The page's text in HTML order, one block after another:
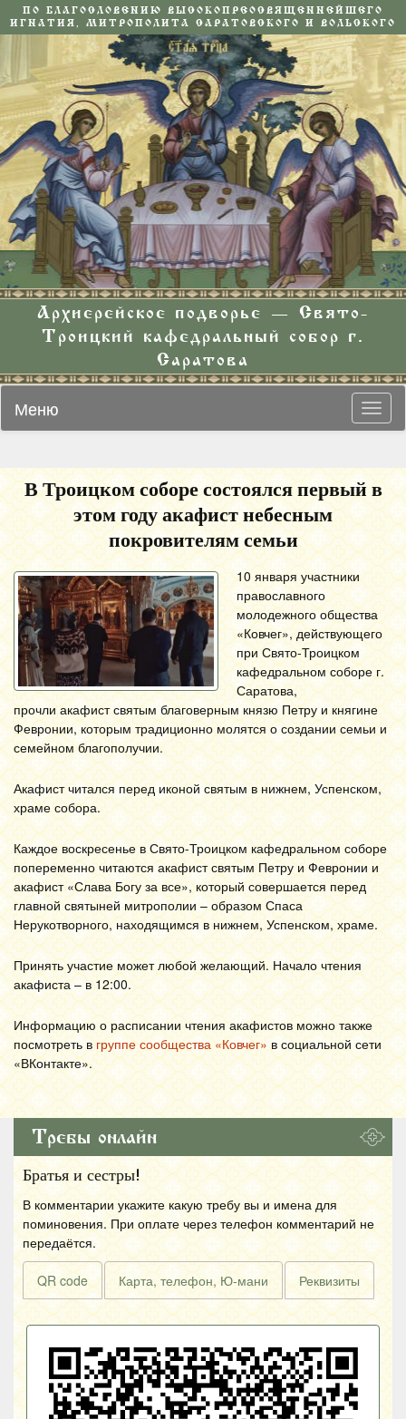
ПО БЛАГОСЛОВЕНИЮ ВЫСОКОПРЕОСВЯЩЕННЕЙШЕГО
ИГНАТИЯ, МИТРОПОЛИТА САРАТОВСКОГО И ВОЛЬСКОГО
Архиерейское подворье — Свято-
Троицкий кафедральный собор г.
Саратова
Меню
В Троицком соборе состоялся первый в
этом году акафист небесным
покровителям семьи
10 января участники
православного
молодежного общества
«Ковчег», действующего
при Свято-Троицком
кафедральном соборе г.
Саратова,
прочли акафист святым благоверным князю Петру и княгине
Февронии, которым традиционно молятся о создании семьи и
семейном благополучии.
Акафист читался перед иконой святым в нижнем, Успенском,
храме собора.
Каждое воскресенье в Свято-Троицком кафедральном соборе
попеременно читаются акафист святым Петру и Февронии и
акафист «Слава Богу за все», который совершается перед
главной святыней митрополии – образом Спаса
Нерукотворного, находящимся в нижнем, Успенском, храме.
Принять участие может любой желающий. Начало чтения
акафиста – в 12:00.
Информацию о расписании чтения акафистов можно также
посмотреть в группе сообщества «Ковчег» в социальной сети
«ВКонтакте».
Требы онлайн
Братья и сестры!
В комментарии укажите какую требу вы и имена для
поминовения. При оплате через телефон комментарий не
передаётся.
QR code Карта, телефон, Ю-мани Реквизиты